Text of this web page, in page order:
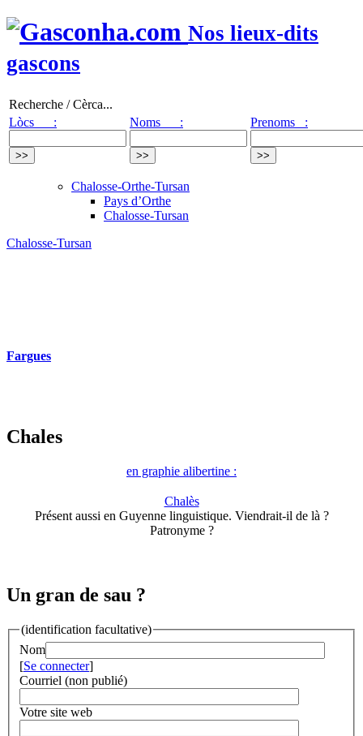
Nos lieux-dits
gascons
Recherche / Cèrca...
Lòcs :
Noms : Prenoms :
Chalosse-Orthe-Tursan
Pays d’Orthe
Chalosse-Tursan
Chalosse-Tursan
Fargues
Chales
en graphie alibertine :
Chalès
Présent aussi en Guyenne linguistique. Viendrait-il de là ?
Patronyme ?
Un gran de sau ?
(identification facultative)
Nom
[Se connecter]
Courriel (non publié)
Votre site web